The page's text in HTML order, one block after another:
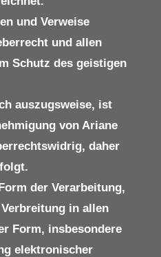
und Verweise
und allen
Schutz des geistigen
auszugsweise, ist
von Ariane
daher
der Verarbeitung,
in allen
Form, insbesondere
elektronischer